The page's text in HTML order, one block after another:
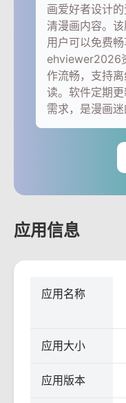
画爱好者设计
清漫画内容。该
用户可以免费畅
ehviewer2026
作流畅，支持
读。软件定期
需求，是漫画迷
应用信息
应用名称
应用大小
应用版本